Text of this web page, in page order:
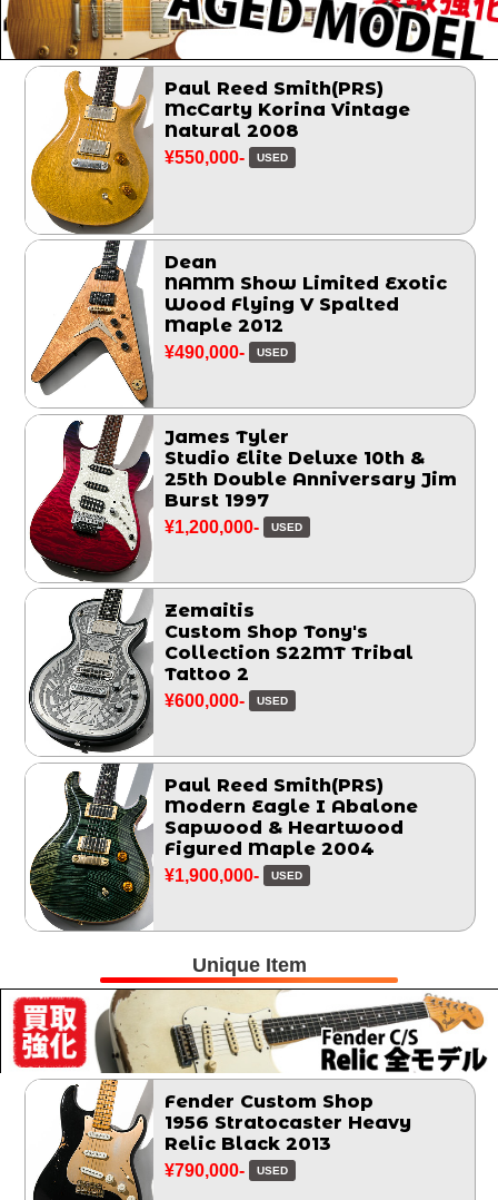
Paul Reed Smith(PRS)
McCarty Korina Vintage
Natural 2008
¥550,000- USED
Dean
NAMM Show Limited Exotic
Wood Flying V Spalted
Maple 2012
¥490,000- USED
James Tyler
Studio Elite Deluxe 10th &
25th Double Anniversary Jim
Burst 1997
¥1,200,000- USED
Zemaitis
Custom Shop Tony's
Collection S22MT Tribal
Tattoo 2
¥600,000- USED
Paul Reed Smith(PRS)
Modern Eagle I Abalone
Sapwood & Heartwood
Figured Maple 2004
¥1,900,000- USED
Unique Item
Fender Custom Shop
1956 Stratocaster Heavy
Relic Black 2013
¥790,000- USED